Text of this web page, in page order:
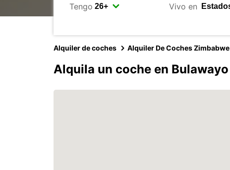
Tengo Vivo en
Alquiler de coches Alquiler De Coches Zimbabwe
Alquila un coche en Bulawayo